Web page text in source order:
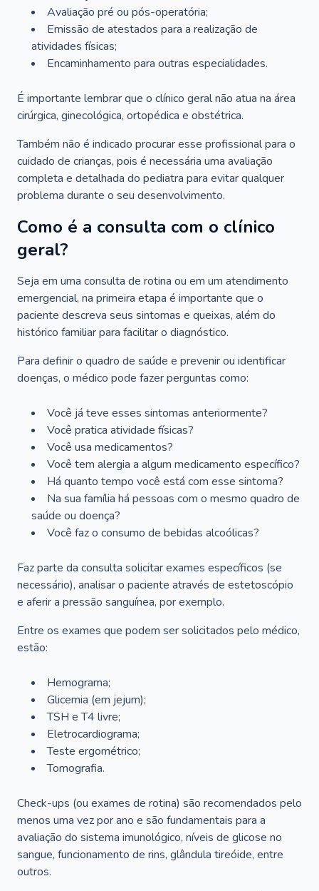
Avaliação pré ou pós-operatória;
Emissão de atestados para a realização de
atividades físicas;
Encaminhamento para outras especialidades.
É importante lembrar que o clínico geral não atua na área
cirúrgica, ginecológica, ortopédica e obstétrica.
Também não é indicado procurar esse profissional para o
cuidado de crianças, pois é necessária uma avaliação
completa e detalhada do pediatra para evitar qualquer
problema durante o seu desenvolvimento.
Como é a consulta com o clínico
geral?
Seja em uma consulta de rotina ou em um atendimento
emergencial, na primeira etapa é importante que o
paciente descreva seus sintomas e queixas, além do
histórico familiar para facilitar o diagnóstico.
Para definir o quadro de saúde e prevenir ou identificar
doenças, o médico pode fazer perguntas como:
Você já teve esses sintomas anteriormente?
Você pratica atividade físicas?
Você usa medicamentos?
Você tem alergia a algum medicamento específico?
Há quanto tempo você está com esse sintoma?
Na sua família há pessoas com o mesmo quadro de
saúde ou doença?
Você faz o consumo de bebidas alcoólicas?
Faz parte da consulta solicitar exames específicos (se
necessário), analisar o paciente através de estetoscópio
e aferir a pressão sanguínea, por exemplo.
Entre os exames que podem ser solicitados pelo médico,
estão:
Hemograma;
Glicemia (em jejum);
TSH e T4 livre;
Eletrocardiograma;
Teste ergométrico;
Tomografia.
Check-ups (ou exames de rotina) são recomendados pelo
menos uma vez por ano e são fundamentais para a
avaliação do sistema imunológico, níveis de glicose no
sangue, funcionamento de rins, glândula tireóide, entre
outros.